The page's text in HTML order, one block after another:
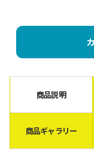
商品説明
商品ギャラリー